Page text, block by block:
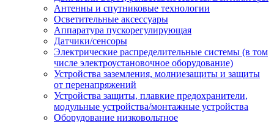
Антенны и спутниковые технологии
Осветительные аксессуары
Аппаратура пускорегулирующая
Датчики/сенсоры
Электрические распределительные системы (в том
числе электроустановочное оборудование)
Устройства заземления, молниезащиты и защиты
от перенапряжений
Устройства защиты, плавкие предохранители,
модульные устройства/монтажные устройства
Оборудование низковольтное